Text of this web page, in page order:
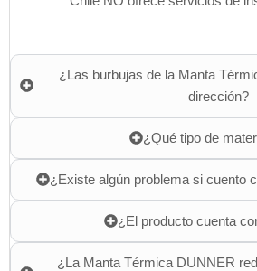
¿Las burbujas de la Manta
dirección?
¿Qué tipo de
¿Existe algún problema si cuento
¿El producto cuenta
¿La Manta Térmica DUNNER